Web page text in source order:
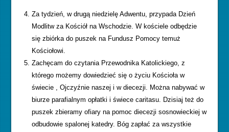
Za tydzień, w drugą niedzielę Adwentu, przypada Dzień
Modlitw za Kościół na Wschodzie. W kościele odbędzie
się zbiórka do puszek na Fundusz Pomocy temuż
Kościołowi.
Zachęcam do czytania Przewodnika Katolickiego, z
którego możemy dowiedzieć się o życiu Kościoła w
świecie , Ojczyźnie naszej i w diecezji. Można nabywać w
biurze parafialnym opłatki i świece caritasu. Dzisiaj też do
puszek zbieramy ofiary na pomoc diecezji sosnowieckiej w
odbudowie spalonej katedry. Bóg zapłać za wszystkie